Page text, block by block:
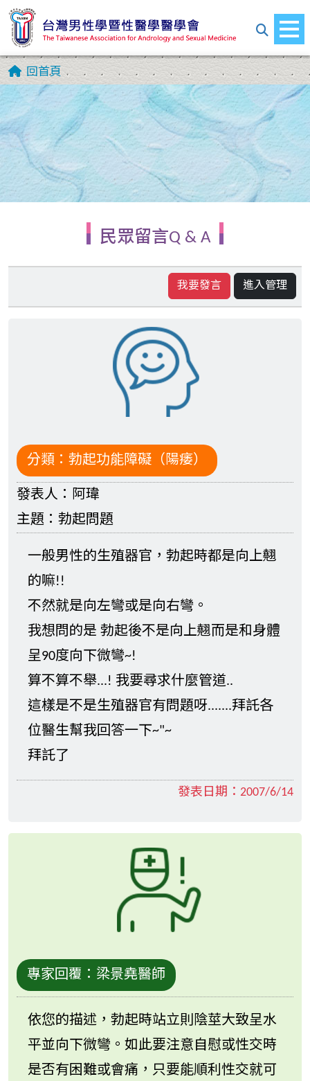
回首頁
民眾留言Q & A
我要發言 進入管理
分類： 勃起功能障礙（陽痿）
發表人：
阿瑋
主題： 勃起問題
一般男性的生殖器官，勃起時都是向上翹
的嘛!!
不然就是向左彎或是向右彎。
我想問的是 勃起後不是向上翹而是和身體
呈90度向下微彎~!
算不算不舉...! 我要尋求什麼管道..
這樣是不是生殖器官有問題呀.......拜託各
位醫生幫我回答一下~"~
拜託了
發表日期： 2007/6/14
專家回覆： 梁景堯醫師
依您的描述，勃起時站立則陰莖大致呈水
平並向下微彎。如此要注意自慰或性交時
是否有困難或會痛，只要能順利性交就可